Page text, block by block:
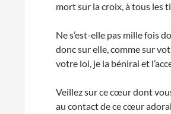
mort sur la croix, à tous les
Ne s’est-elle pas mille fois
donc sur elle, comme sur
votre loi, je la bénirai et
Veillez sur ce cœur dont
au contact de ce cœur